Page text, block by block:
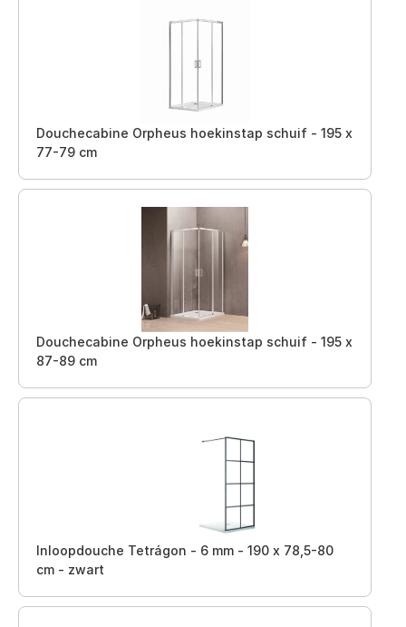
Douchecabine Orpheus hoekinstap schuif - 195 x
77-79 cm
Douchecabine Orpheus hoekinstap schuif - 195 x
87-89 cm
Inloopdouche Tetrágon - 6 mm - 190 x 78,5-80
cm - zwart